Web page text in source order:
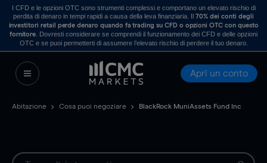
I CFD e le opzioni OTC sono strumenti complessi e comportano un elevato rischio di
perdita di denaro in tempi rapidi a causa della leva finanziaria. Il70% dei conti degli
investitori retail perde denaro quando fa trading su CFD o opzioni OTC con questo
fornitore . Dovresti considerare se comprendi il funzionamento dei CFD e delle opzioni
OTC e se puoi permetterti di assumere l’elevato rischio di perdere il tuo denaro.
Apri un conto
Abitazione Cosa puoi negoziare BlackRock MuniAssets Fund Inc